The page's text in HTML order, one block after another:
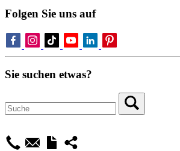
Folgen Sie uns auf
Sie suchen etwas?